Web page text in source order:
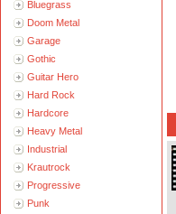
Bluegrass
Doom Metal
Garage
Gothic
Guitar Hero
Hard Rock
Hardcore
Heavy Metal
Industrial
Krautrock
Progressive
Punk